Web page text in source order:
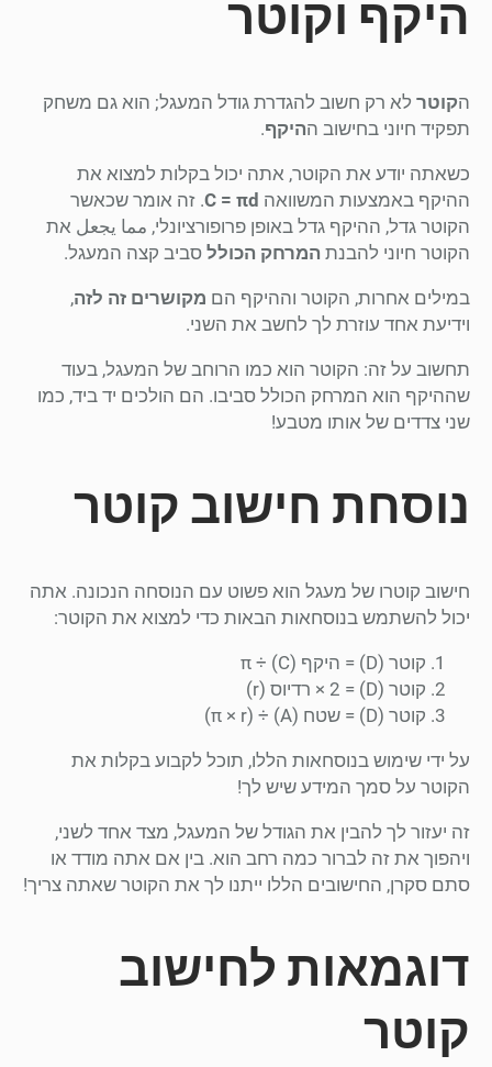
היקף וקוטר
הקוטר לא רק חשוב להגדרת גודל המעגל; הוא גם משחק
תפקיד חיוני בחישוב ההיקף.
כשאתה יודע את הקוטר, אתה יכול בקלות למצוא את
ההיקף באמצעות המשוואה C = πd. זה אומר שכאשר
הקוטר גדל, ההיקף גדל באופן פרופורציונלי, مما يجعل את
הקוטר חיוני להבנת המרחק הכולל סביב קצה המעגל.
במילים אחרות, הקוטר וההיקף הם מקושרים זה לזה,
וידיעת אחד עוזרת לך לחשב את השני.
תחשוב על זה: הקוטר הוא כמו הרוחב של המעגל, בעוד
שההיקף הוא המרחק הכולל סביבו. הם הולכים יד ביד, כמו
שני צדדים של אותו מטבע!
נוסחת חישוב קוטר
חישוב קוטרו של מעגל הוא פשוט עם הנוסחה הנכונה. אתה
יכול להשתמש בנוסחאות הבאות כדי למצוא את הקוטר:
קוטר (D) = היקף (C) ÷ π
קוטר (D) = 2 × רדיוס (r)
קוטר (D) = שטח (A) ÷ (π × r)
על ידי שימוש בנוסחאות הללו, תוכל לקבוע בקלות את
הקוטר על סמך המידע שיש לך!
זה יעזור לך להבין את הגודל של המעגל, מצד אחד לשני,
ויהפוך את זה לברור כמה רחב הוא. בין אם אתה מודד או
סתם סקרן, החישובים הללו ייתנו לך את הקוטר שאתה צריך!
דוגמאות לחישוב
קוטר